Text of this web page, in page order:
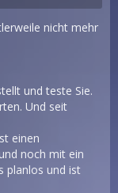
nicht mehr
und teste Sie.
Und seit
einen
noch mit ein
planlos und ist